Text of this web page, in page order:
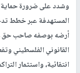
وشدد على ضرورة حماية
المستهدفة عبر خطط
أرضه بوصفه صاحب حق لا
القانوني الفلسطيني
انتقائية، واستثمار